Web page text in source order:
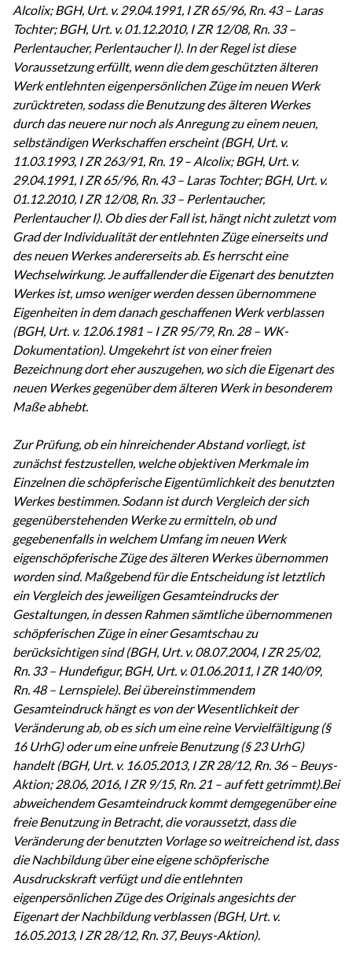
Alcolix; BGH, Urt. v. 29.04.1991, I ZR 65/96, Rn. 43 – Laras
Tochter; BGH, Urt. v. 01.12.2010, I ZR 12/08, Rn. 33 –
Perlentaucher, Perlentaucher I). In der Regel ist diese
Voraussetzung erfüllt, wenn die dem geschützten älteren
Werk entlehnten eigenpersönlichen Züge im neuen Werk
zurücktreten, sodass die Benutzung des älteren Werkes
durch das neuere nur noch als Anregung zu einem neuen,
selbständigen Werkschaffen erscheint (BGH, Urt. v.
11.03.1993, I ZR 263/91, Rn. 19 – Alcolix; BGH, Urt. v.
29.04.1991, I ZR 65/96, Rn. 43 – Laras Tochter; BGH, Urt. v.
01.12.2010, I ZR 12/08, Rn. 33 – Perlentaucher,
Perlentaucher I). Ob dies der Fall ist, hängt nicht zuletzt vom
Grad der Individualität der entlehnten Züge einerseits und
des neuen Werkes andererseits ab. Es herrscht eine
Wechselwirkung. Je auffallender die Eigenart des benutzten
Werkes ist, umso weniger werden dessen übernommene
Eigenheiten in dem danach geschaffenen Werk verblassen
(BGH, Urt. v. 12.06.1981 – I ZR 95/79, Rn. 28 – WK-
Dokumentation). Umgekehrt ist von einer freien
Bezeichnung dort eher auszugehen, wo sich die Eigenart des
neuen Werkes gegenüber dem älteren Werk in besonderem
Maße abhebt.
Zur Prüfung, ob ein hinreichender Abstand vorliegt, ist
zunächst festzustellen, welche objektiven Merkmale im
Einzelnen die schöpferische Eigentümlichkeit des benutzten
Werkes bestimmen. Sodann ist durch Vergleich der sich
gegenüberstehenden Werke zu ermitteln, ob und
gegebenenfalls in welchem Umfang im neuen Werk
eigenschöpferische Züge des älteren Werkes übernommen
worden sind. Maßgebend für die Entscheidung ist letztlich
ein Vergleich des jeweiligen Gesamteindrucks der
Gestaltungen, in dessen Rahmen sämtliche übernommenen
schöpferischen Züge in einer Gesamtschau zu
berücksichtigen sind (BGH, Urt. v. 08.07.2004, I ZR 25/02,
Rn. 33 – Hundefigur, BGH, Urt. v. 01.06.2011, I ZR 140/09,
Rn. 48 – Lernspiele). Bei übereinstimmendem
Gesamteindruck hängt es von der Wesentlichkeit der
Veränderung ab, ob es sich um eine reine Vervielfältigung (§
16 UrhG) oder um eine unfreie Benutzung (§ 23 UrhG)
handelt (BGH, Urt. v. 16.05.2013, I ZR 28/12, Rn. 36 – Beuys-
Aktion; 28.06, 2016, I ZR 9/15, Rn. 21 – auf fett getrimmt).Bei
abweichendem Gesamteindruck kommt demgegenüber eine
freie Benutzung in Betracht, die voraussetzt, dass die
Veränderung der benutzten Vorlage so weitreichend ist, dass
die Nachbildung über eine eigene schöpferische
Ausdruckskraft verfügt und die entlehnten
eigenpersönlichen Züge des Originals angesichts der
Eigenart der Nachbildung verblassen (BGH, Urt. v.
16.05.2013, I ZR 28/12, Rn. 37, Beuys-Aktion).